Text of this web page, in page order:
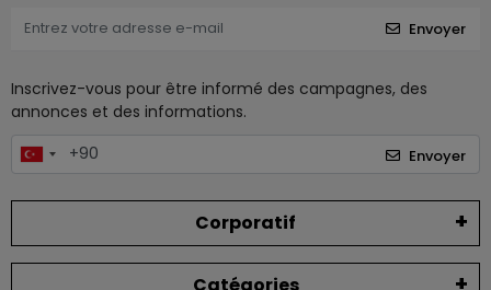
Envoyer
Inscrivez-vous pour être informé des campagnes, des
annonces et des informations.
Envoyer
Corporatif
Catégories